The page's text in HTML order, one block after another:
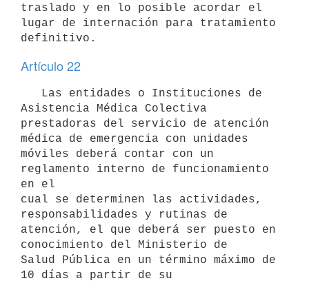
traslado y en lo posible acordar el
lugar de internación para tratamiento
definitivo.
Artículo 22
Asistencia Médica Colectiva
prestadoras del servicio de atención
médica de emergencia con unidades
móviles deberá contar con un
reglamento interno de funcionamiento
en el
cual se determinen las actividades,
responsabilidades y rutinas de
atención, el que deberá ser puesto en
conocimiento del Ministerio de
Salud Pública en un término máximo de
10 días a partir de su